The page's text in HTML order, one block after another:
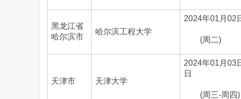
黑龙江省
哈尔滨市
哈尔滨工程大学
2024年01月02
(周二)
天津市 天津大学
2024年01月03
日
(周三-周四)